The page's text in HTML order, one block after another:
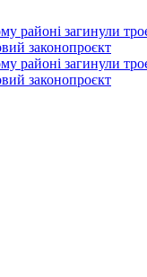
районі загинули
законопроєкт
районі загинули
законопроєкт